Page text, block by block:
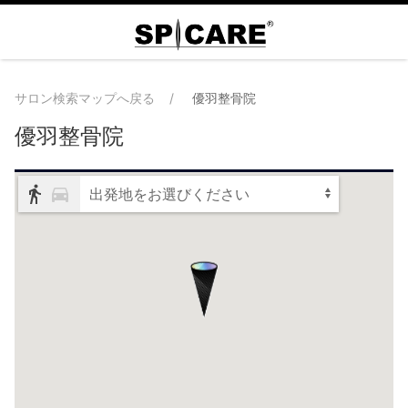
サロン検索マップへ戻る 優羽整骨院
優羽整骨院
出発地をお選びください